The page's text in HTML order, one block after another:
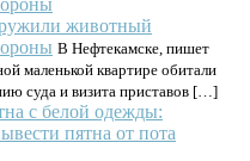
животный
В Нефтекамске, пишет
маленькой квартире обитали
суда и визита приставов […]